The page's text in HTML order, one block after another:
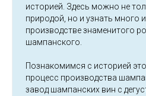
историей. Здесь можно не
природой, но и узнать много
производстве знаменитого
шампанского.
Познакомимся с историей
процесс производства
завод шампанских вин с